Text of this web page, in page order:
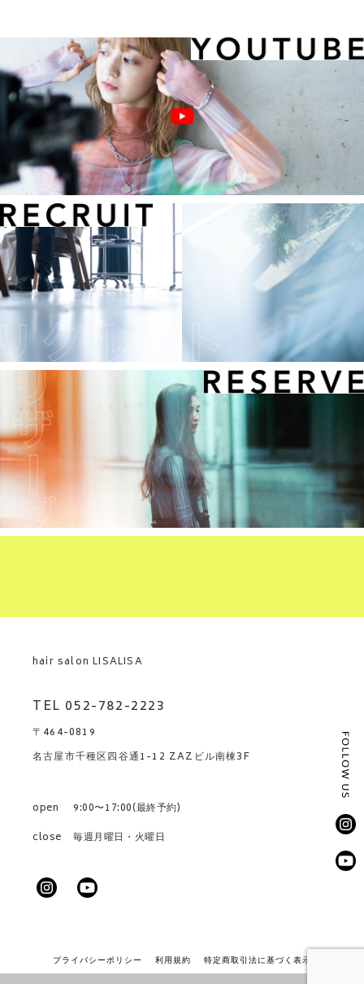
hair salon LISALISA
TEL 052-782-2223
〒464-0819
名古屋市千種区四谷通1-12 ZAZビル南棟3F
open
9:00〜17:00(最終予約)
close
毎週月曜日・火曜日
プライバシーポリシー 利用規約 特定商取引法に基づく表示